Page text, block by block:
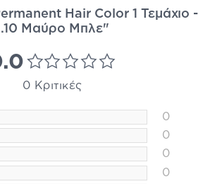
Hair Color 1 Τεμάχιο -
Μαύρο Μπλε"
0 Κριτικές
0
0
0
0